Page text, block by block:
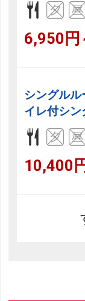
6,950円
シングル
イレ付シン
10,400